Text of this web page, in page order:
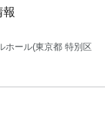
ホール(東京都 特別区